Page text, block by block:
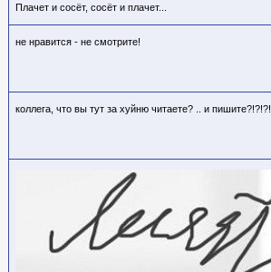
Плачет и сосёт, сосёт и плачет...
не нравится - не смотрите!
коллега, что вы тут за хуйню читаете? .. и пишите?!?!?!